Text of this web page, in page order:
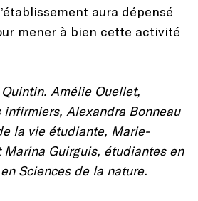
aura dépensé
mener à bien cette activité
Amélie Ouellet,
Alexandra Bonneau
la vie étudiante, Marie-
Marina Guirguis, étudiantes en
Sciences de la nature.